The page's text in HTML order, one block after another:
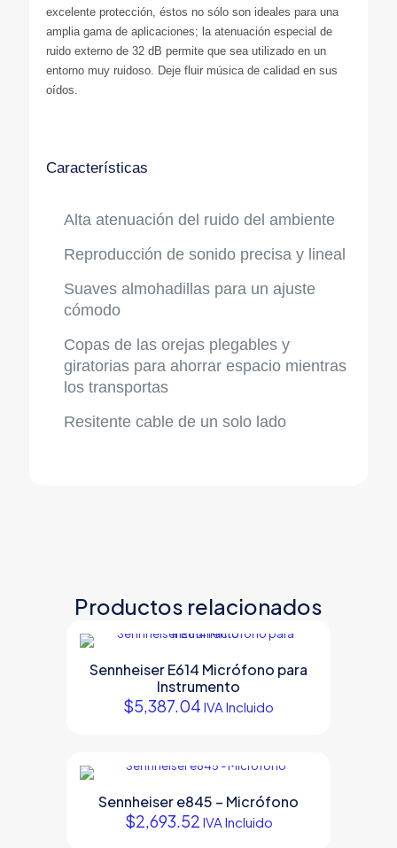
excelente protección, éstos no sólo son ideales para una
amplia gama de aplicaciones; la atenuación especial de
ruido externo de 32 dB permite que sea utilizado en un
entorno muy ruidoso. Deje fluir música de calidad en sus
oídos.
Características
Alta atenuación del ruido del ambiente
Reproducción de sonido precisa y lineal
Suaves almohadillas para un ajuste
cómodo
Copas de las orejas plegables y
giratorias para ahorrar espacio mientras
los transportas
Resitente cable de un solo lado
Productos relacionados
Sennheiser E614 Micrófono para
Instrumento
$5,387.04 IVA Incluido
Sennheiser e845 – Micrófono
$2,693.52 IVA Incluido